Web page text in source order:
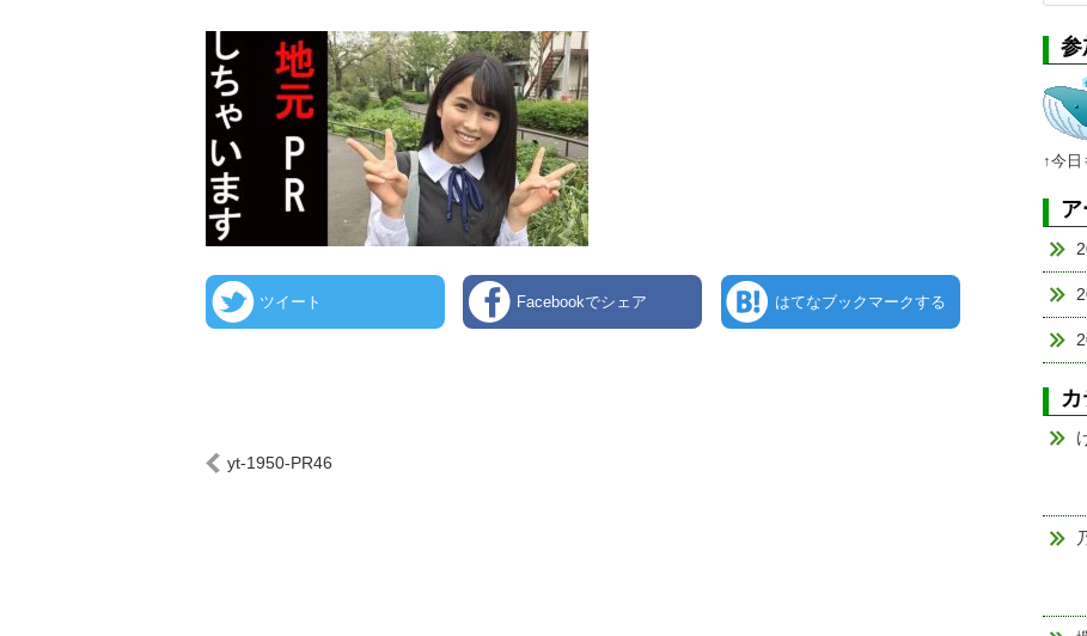
ツイート Facebookでシェア はてなブックマークする
yt-1950-PR46
索:
参
↑今日